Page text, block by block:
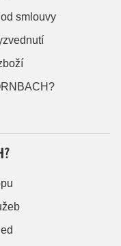
smlouvy